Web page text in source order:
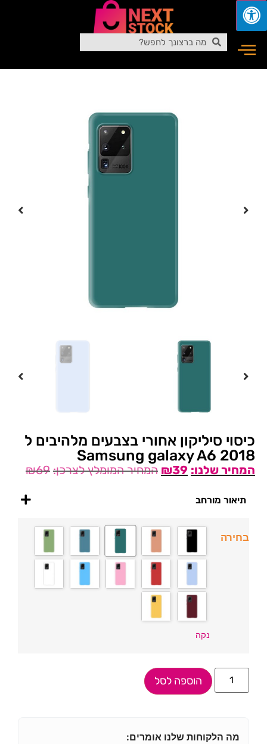
כיסוי סיליקון אחורי בצבעים מלהיבים ל
Samsung galaxy A6 2018
₪69 ₪39
תיאור מורחב
בחירה
נקה
הוספה לסל
מה הלקוחות שלנו אומרים: